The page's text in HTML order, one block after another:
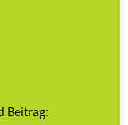
Beitrag: